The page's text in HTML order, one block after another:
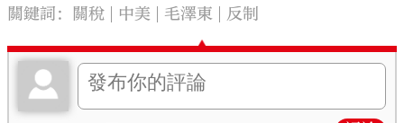
關鍵詞：
關稅 中美 毛澤東 反制